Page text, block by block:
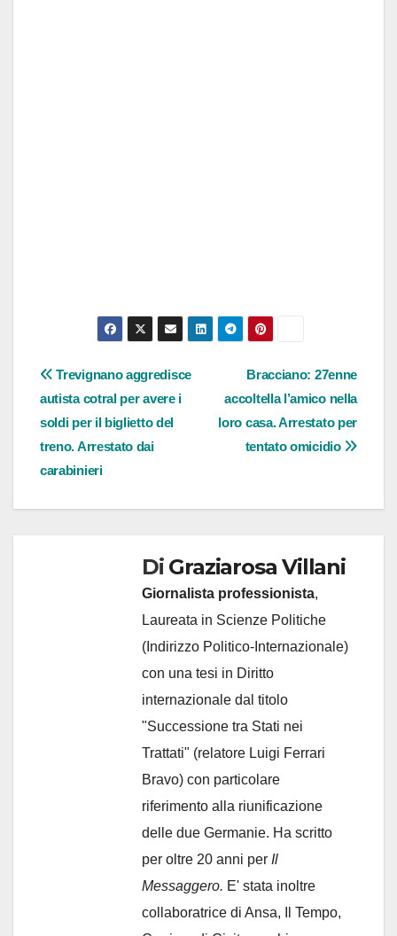
Navigazione
articoli
Bracciano: 27enne
accoltella l’amico nella
loro casa. Arrestato per
tentato omicidio
Trevignano aggredisce
autista cotral per avere i
soldi per il biglietto del
treno. Arrestato dai
carabinieri
Di Graziarosa Villani
Giornalista professionista,
Laureata in Scienze Politiche
(Indirizzo Politico-Internazionale)
con una tesi in Diritto
internazionale dal titolo
"Successione tra Stati nei
Trattati" (relatore Luigi Ferrari
Bravo) con particolare
riferimento alla riunificazione
delle due Germanie. Ha scritto
per oltre 20 anni per Il
Messaggero. E' stata inoltre
collaboratrice di Ansa, Il Tempo,